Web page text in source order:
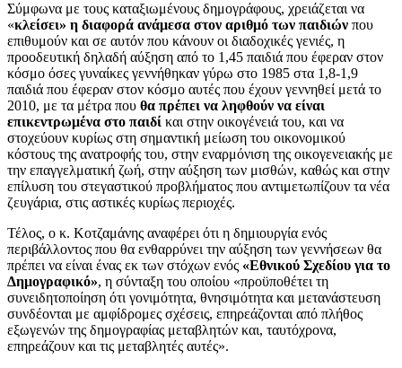
Σύμφωνα με τους καταξιωμένους δημογράφους, χρειάζεται να
«κλείσει» η διαφορά ανάμεσα στον αριθμό των παιδιών που
επιθυμούν και σε αυτόν που κάνουν οι διαδοχικές γενιές, η
προοδευτική δηλαδή αύξηση από το 1,45 παιδιά που έφεραν στον
κόσμο όσες γυναίκες γεννήθηκαν γύρω στο 1985 στα 1,8-1,9
παιδιά που έφεραν στον κόσμο αυτές που έχουν γεννηθεί μετά το
2010, με τα μέτρα που θα πρέπει να ληφθούν να είναι
επικεντρωμένα στο παιδί και στην οικογένειά του, και να
στοχεύουν κυρίως στη σημαντική μείωση του οικονομικού
κόστους της ανατροφής του, στην εναρμόνιση της οικογενειακής με
την επαγγελματική ζωή, στην αύξηση των μισθών, καθώς και στην
επίλυση του στεγαστικού προβλήματος που αντιμετωπίζουν τα νέα
ζευγάρια, στις αστικές κυρίως περιοχές.
Τέλος, ο κ. Κοτζαμάνης αναφέρει ότι η δημιουργία ενός
περιβάλλοντος που θα ενθαρρύνει την αύξηση των γεννήσεων θα
πρέπει να είναι ένας εκ των στόχων ενός «Εθνικού Σχεδίου για το
Δημογραφικό», η σύνταξη του οποίου «προϋποθέτει τη
συνειδητοποίηση ότι γονιμότητα, θνησιμότητα και μετανάστευση
συνδέονται με αμφίδρομες σχέσεις, επηρεάζονται από πλήθος
εξωγενών της δημογραφίας μεταβλητών και, ταυτόχρονα,
επηρεάζουν και τις μεταβλητές αυτές».